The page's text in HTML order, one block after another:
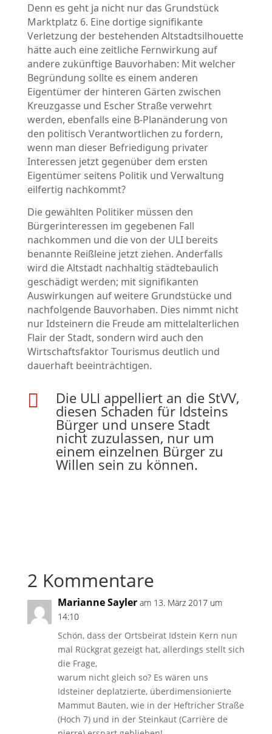
Denn es geht ja nicht nur das Grundstück
Marktplatz 6. Eine dortige signifikante
Verletzung der bestehenden Altstadtsilhouette
hätte auch eine zeitliche Fernwirkung auf
andere zukünftige Bauvorhaben: Mit welcher
Begründung sollte es einem anderen
Eigentümer der hinteren Gärten zwischen
Kreuzgasse und Escher Straße verwehrt
werden, ebenfalls eine B-Planänderung von
den politisch Verantwortlichen zu fordern,
wenn man dieser Befriedigung privater
Interessen jetzt gegenüber dem ersten
Eigentümer seitens Politik und Verwaltung
eilfertig nachkommt?
Die gewählten Politiker müssen den
Bürgerinteressen im gegebenen Fall
nachkommen und die von der ULI bereits
benannte Reißleine jetzt ziehen. Anderfalls
wird die Altstadt nachhaltig städtebaulich
geschädigt werden; mit signifikanten
Auswirkungen auf weitere Grundstücke und
nachfolgende Bauvorhaben. Dies nimmt nicht
nur Idsteinern die Freude am mittelalterlichen
Flair der Stadt, sondern wird auch den
Wirtschaftsfaktor Tourismus deutlich und
dauerhaft beeinträchtigen.
 Die ULI appelliert an die StVV,
diesen Schaden für Idsteins
Bürger und unsere Stadt
nicht zuzulassen, nur um
einem einzelnen Bürger zu
Willen sein zu können.
2 Kommentare
Marianne Sayler am 13. März 2017 um
14:10
Schön, dass der Ortsbeirat Idstein Kern nun
mal Rückgrat gezeigt hat, allerdings stellt sich
die Frage,
warum nicht gleich so? Es wären uns
Idsteiner deplatzierte, überdimensionierte
Mammut Bauten, wie in der Heftricher Straße
(Hoch 7) und in der Steinkaut (Carrière de